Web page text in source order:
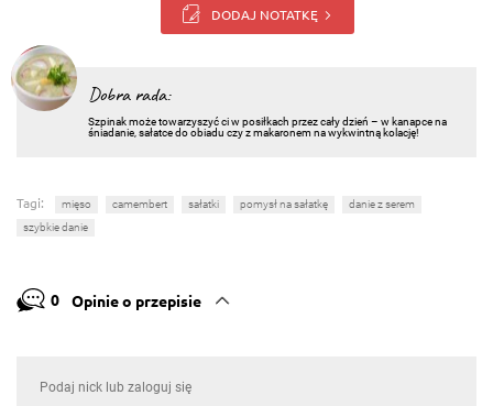
DODAJ NOTATKĘ
Dobra rada:
Szpinak może towarzyszyć ci w posiłkach przez cały dzień – w kanapce na
śniadanie, sałatce do obiadu czy z makaronem na wykwintną kolację!
Tagi: mięso camembert sałatki pomysł na sałatkę
danie z serem
szybkie danie
0 Opinie o przepisie